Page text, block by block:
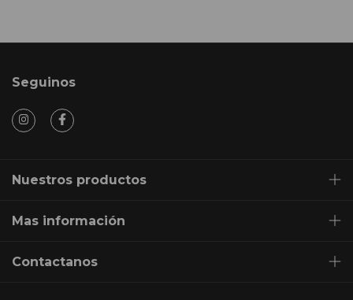
Seguinos
Nuestros productos
Mas información
Contactanos